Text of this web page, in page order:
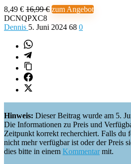
8,49 € 16,99 € zum Angebot
DCNQPXC8
Dennis 5. Juni 2024 68 0
Hinweis: Dieser Beitrag wurde am 5.
Die Informationen zu Preis und
Zeitpunkt korrekt recherchiert. Falls du
nicht mehr verfügbar ist oder der Preis
dies bitte in einem Kommentarmit.